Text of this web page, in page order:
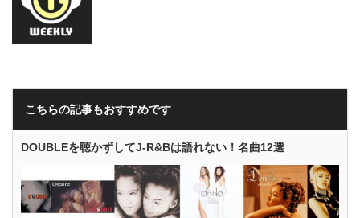
こちらの記事もおすすめです
DOUBLEを聴かずしてJ-R&Bは語れない！名曲12選